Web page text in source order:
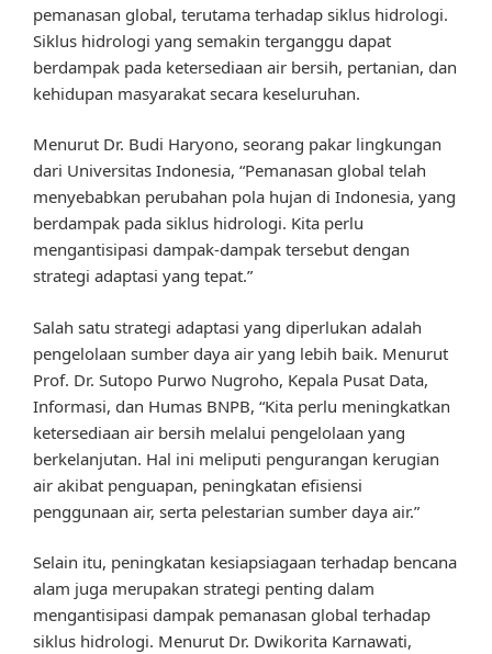
pemanasan global, terutama terhadap siklus hidrologi.
Siklus hidrologi yang semakin terganggu dapat
berdampak pada ketersediaan air bersih, pertanian, dan
kehidupan masyarakat secara keseluruhan.
Menurut Dr. Budi Haryono, seorang pakar lingkungan
dari Universitas Indonesia, “Pemanasan global telah
menyebabkan perubahan pola hujan di Indonesia, yang
berdampak pada siklus hidrologi. Kita perlu
mengantisipasi dampak-dampak tersebut dengan
strategi adaptasi yang tepat.”
Salah satu strategi adaptasi yang diperlukan adalah
pengelolaan sumber daya air yang lebih baik. Menurut
Prof. Dr. Sutopo Purwo Nugroho, Kepala Pusat Data,
Informasi, dan Humas BNPB, “Kita perlu meningkatkan
ketersediaan air bersih melalui pengelolaan yang
berkelanjutan. Hal ini meliputi pengurangan kerugian
air akibat penguapan, peningkatan efisiensi
penggunaan air, serta pelestarian sumber daya air.”
Selain itu, peningkatan kesiapsiagaan terhadap bencana
alam juga merupakan strategi penting dalam
mengantisipasi dampak pemanasan global terhadap
siklus hidrologi. Menurut Dr. Dwikorita Karnawati,